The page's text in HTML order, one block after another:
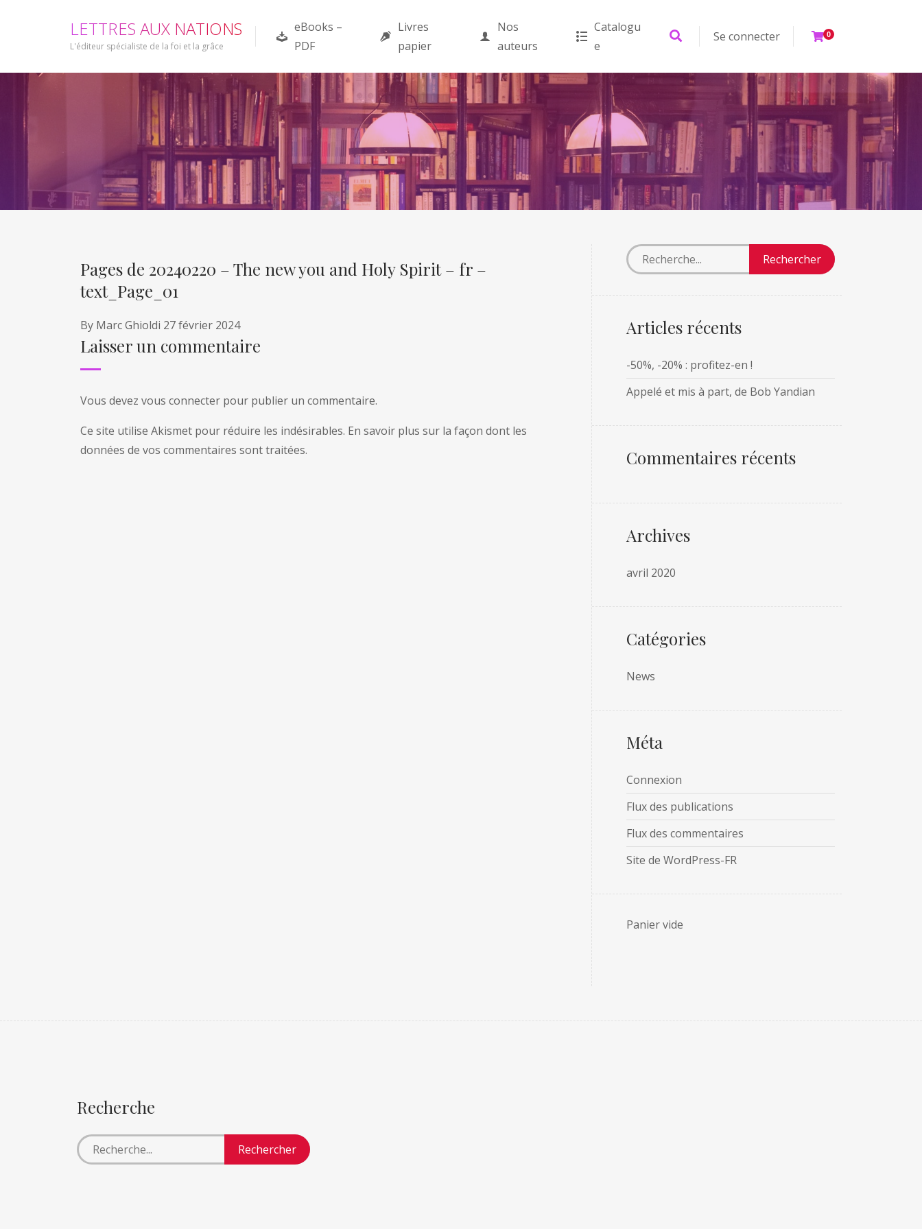
LETTRES AUX NATIONS
L'éditeur spécialiste de la foi et la grâce
eBooks –
PDF
Livres
papier
Nos
auteurs
Catalogu
e
Se connecter 0
Pages de 20240220 – The new you and Holy Spirit – fr –
text_Page_01
By Marc Ghioldi 27 février 2024
Laisser un commentaire
Vous devez vous connecter pour publier un commentaire.
Ce site utilise Akismet pour réduire les indésirables. En savoir plus sur la façon dont les
données de vos commentaires sont traitées.
Articles récents
-50%, -20% : profitez-en !
Appelé et mis à part, de Bob Yandian
Commentaires récents
Archives
avril 2020
Catégories
News
Méta
Connexion
Flux des publications
Flux des commentaires
Site de WordPress-FR
Panier vide
Recherche